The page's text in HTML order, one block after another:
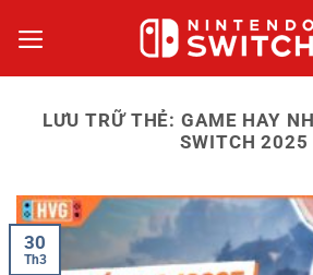
qua
nội
LƯU TRỮ THẺ:GAME HAY
SWITCH 2025
30
Th3